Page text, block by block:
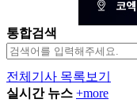
통합검색
전체기사 목록보기
실시간 뉴스 +more